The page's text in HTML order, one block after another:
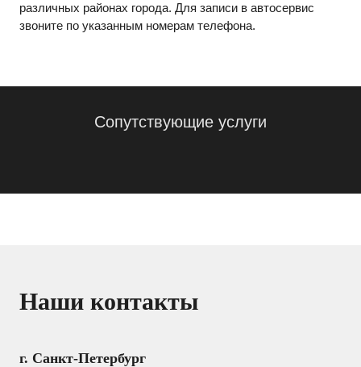
различных районах города. Для записи в автосервис
звоните по указанным номерам телефона.
Сопутствующие услуги
Наши контакты
г. Санкт-Петербург